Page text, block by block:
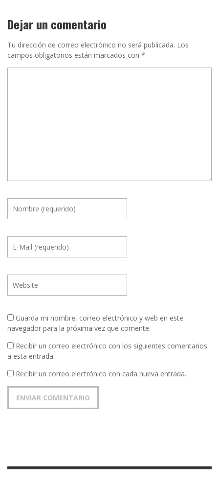
Dejar un comentario
Tu dirección de correo electrónico no será publicada. Los
campos obligatorios están marcados con *
Guarda mi nombre, correo electrónico y web en este
navegador para la próxima vez que comente.
Recibir un correo electrónico con los siguientes comentarios
a esta entrada.
Recibir un correo electrónico con cada nueva entrada.